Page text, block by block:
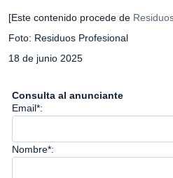
[Este contenido procede de
Foto: Residuos Profesional
18 de junio 2025
Consulta al anunciante
Email*:
Nombre*: